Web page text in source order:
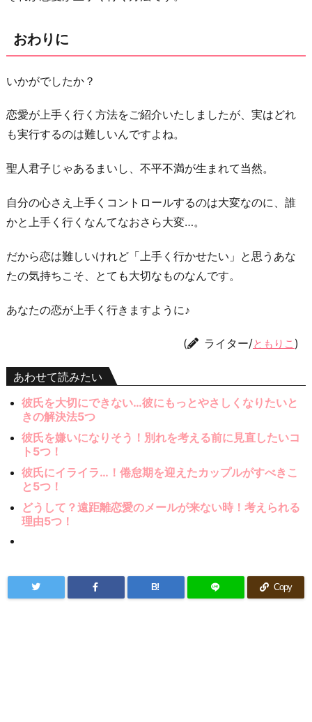
おわりに
いかがでしたか？
恋愛が上手く行く方法をご紹介いたしましたが、実はどれ
も実行するのは難しいんですよね。
聖人君子じゃあるまいし、不平不満が生まれて当然。
自分の心さえ上手くコントロールするのは大変なのに、誰
かと上手く行くなんてなおさら大変…。
だから恋は難しいけれど「上手く行かせたい」と思うあな
たの気持ちこそ、とても大切なものなんです。
あなたの恋が上手く行きますように♪
( ライター/ともりこ )
あわせて読みたい
彼氏を大切にできない…彼にもっとやさしくなりたいと
きの解決法5つ
彼氏を嫌いになりそう！別れを考える前に見直したいコ
ト5つ！
彼氏にイライラ…！倦怠期を迎えたカップルがすべきこ
と5つ！
どうして？遠距離恋愛のメールが来ない時！考えられる
理由5つ！
B! Copy